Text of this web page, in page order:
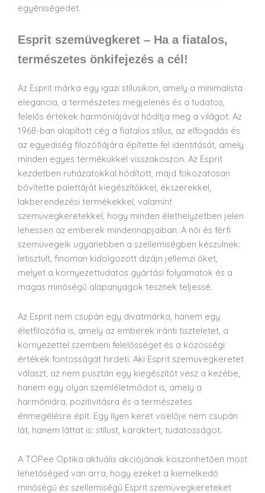
egyéniségedet.
Esprit szemüvegkeret – Ha a fiatalos,
természetes önkifejezés a cél!
Az Esprit márka egy igazi stílusikon, amely a minimalista
elegancia, a természetes megjelenés és a tudatos,
felelős értékek harmóniájával hódítja meg a világot. Az
1968-ban alapított cég a fiatalos stílus, az elfogadás és
az egyediség filozófiájára építette fel identitását, amely
minden egyes termékükkel visszaköszön. Az Esprit
kezdetben ruházatokkal hódított, majd fokozatosan
bővítette palettáját kiegészítőkkel, ékszerekkel,
lakberendezési termékekkel, valamint
szemüvegkeretekkel, hogy minden élethelyzetben jelen
lehessen az emberek mindennapjaiban. A női és férfi
szemüvegeik ugyanebben a szellemiségben készülnek:
letisztult, finoman kidolgozott dizájn jellemzi őket,
melyet a környezettudatos gyártási folyamatok és a
magas minőségű alapanyagok tesznek teljessé.
Az Esprit nem csupán egy divatmárka, hanem egy
életfilozófia is, amely az emberek iránti tiszteletet, a
környezettel szembeni felelősséget és a közösségi
értékek fontosságát hirdeti. Aki Esprit szemüvegkeretet
választ, az nem pusztán egy kiegészítőt vesz a kezébe,
hanem egy olyan szemléletmódot is, amely a
harmóniára, pozitivitásra és a természetes
énmegélésre épít. Egy ilyen keret viselője nem csupán
lát, hanem láttat is: stílust, karaktert, tudatosságot.
A TOPee Optika aktuális akciójának köszönhetően most
lehetőséged van arra, hogy ezeket a kiemelkedő
minőségű és szellemiségû Esprit szemüvegkereteket